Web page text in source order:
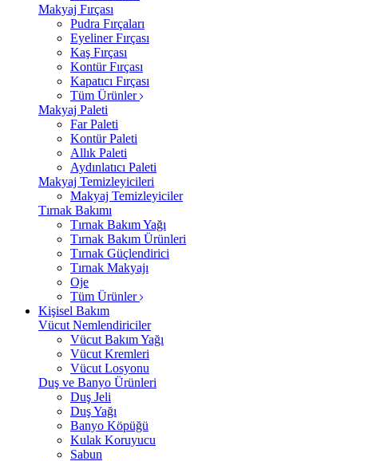
Makyaj Fırçası
Pudra Fırçaları
Eyeliner Fırçası
Kaş Fırçası
Kontür Fırçası
Kapatıcı Fırçası
Tüm Ürünler
Makyaj Paleti
Far Paleti
Kontür Paleti
Allık Paleti
Aydınlatıcı Paleti
Makyaj Temizleyicileri
Makyaj Temizleyiciler
Tırnak Bakımı
Tırnak Bakım Yağı
Tırnak Bakım Ürünleri
Tırnak Güçlendirici
Tırnak Makyajı
Oje
Tüm Ürünler
Kişisel Bakım
Vücut Nemlendiriciler
Vücut Bakım Yağı
Vücut Kremleri
Vücut Losyonu
Duş ve Banyo Ürünleri
Duş Jeli
Duş Yağı
Banyo Köpüğü
Kulak Koruyucu
Sabun